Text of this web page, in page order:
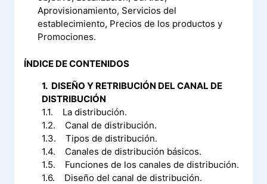
Aprovisionamiento, Servicios del
establecimiento, Precios de los productos y
Promociones.
ÍNDICE DE CONTENIDOS
1. DISEÑO Y RETRIBUCIÓN DEL CANAL DE
DISTRIBUCIÓN
1.1. La distribución.
1.2. Canal de distribución.
1.3. Tipos de distribución.
1.4. Canales de distribución básicos.
1.5. Funciones de los canales de distribución.
1.6. Diseño del canal de distribución.